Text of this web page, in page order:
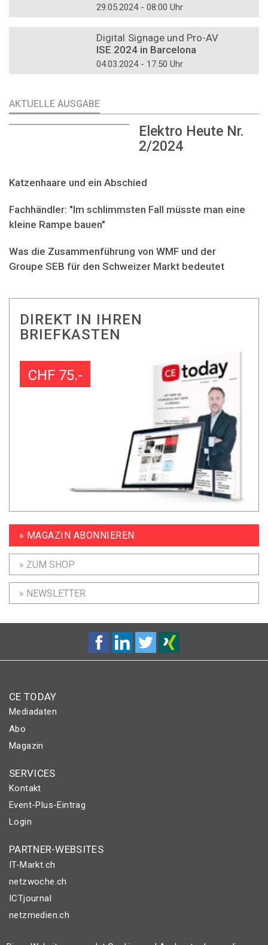
29.05.2024 - 08:00 Uhr
Digital Signage und Pro-AV
ISE 2024 in Barcelona
04.03.2024 - 17:50 Uhr
AKTUELLE AUSGABE
Elektro Heute Nr.
2/2024
Katzenhaare und ein Abschied
Fachhändler: "Im schlimmsten Fall müsste man eine
kleine Rampe bauen"
Was die Zusammenführung von WMF und der
Groupe SEB für den Schweizer Markt bedeutet
DIREKT IN IHREN
BRIEFKASTEN
CHF 75.-
» MAGAZIN ABONNIEREN
» ZUM SHOP
» NEWSLETTER
CE TODAY
Mediadaten
Abo
Magazin
SERVICES
Kontakt
Event-Plus-Eintrag
Login
PARTNER-WEBSITES
IT-Markt.ch
netzwoche.ch
ICTjournal
netzmedien.ch